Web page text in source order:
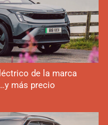
de la marca
más precio